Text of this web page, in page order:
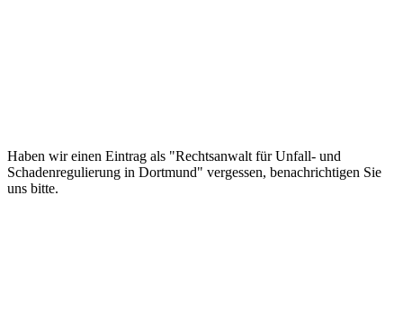
Haben wir einen Eintrag als "Rechtsanwalt für Unfall- und
Schadenregulierung in Dortmund" vergessen, benachrichtigen Sie
uns bitte.